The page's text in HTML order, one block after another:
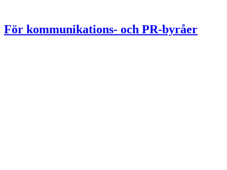
För kommunikations- och PR-byråer